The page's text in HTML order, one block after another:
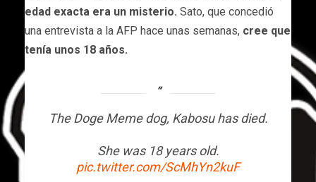
edad exacta era un misterio. Sato, que concedió
una entrevista a la AFP hace unas semanas, cree que
tenía unos 18 años.
The Doge Meme dog, Kabosu has died.
She was 18 years old.
pic.twitter.com/ScMhYn2kuF